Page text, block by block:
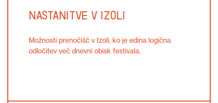
Nastanitve v Izoli
Možnosti prenočišč v Izoli, ko je edina logična
odločitev več dnevni obisk festivala.